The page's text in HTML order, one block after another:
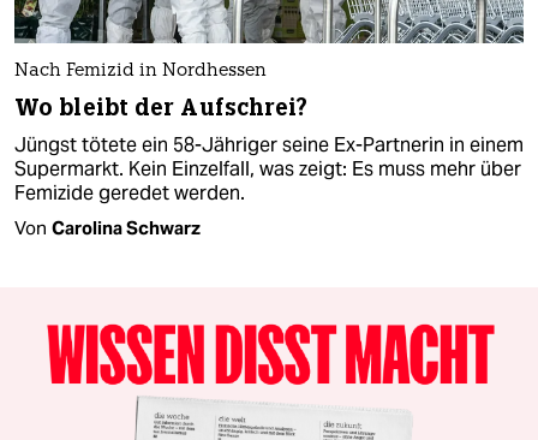
Nach Femizid in Nordhessen
Wo bleibt der Aufschrei?
Jüngst tötete ein 58-Jähriger seine Ex-Partnerin in einem
Supermarkt. Kein Einzelfall, was zeigt: Es muss mehr über
Femizide geredet werden.
Von Carolina Schwarz